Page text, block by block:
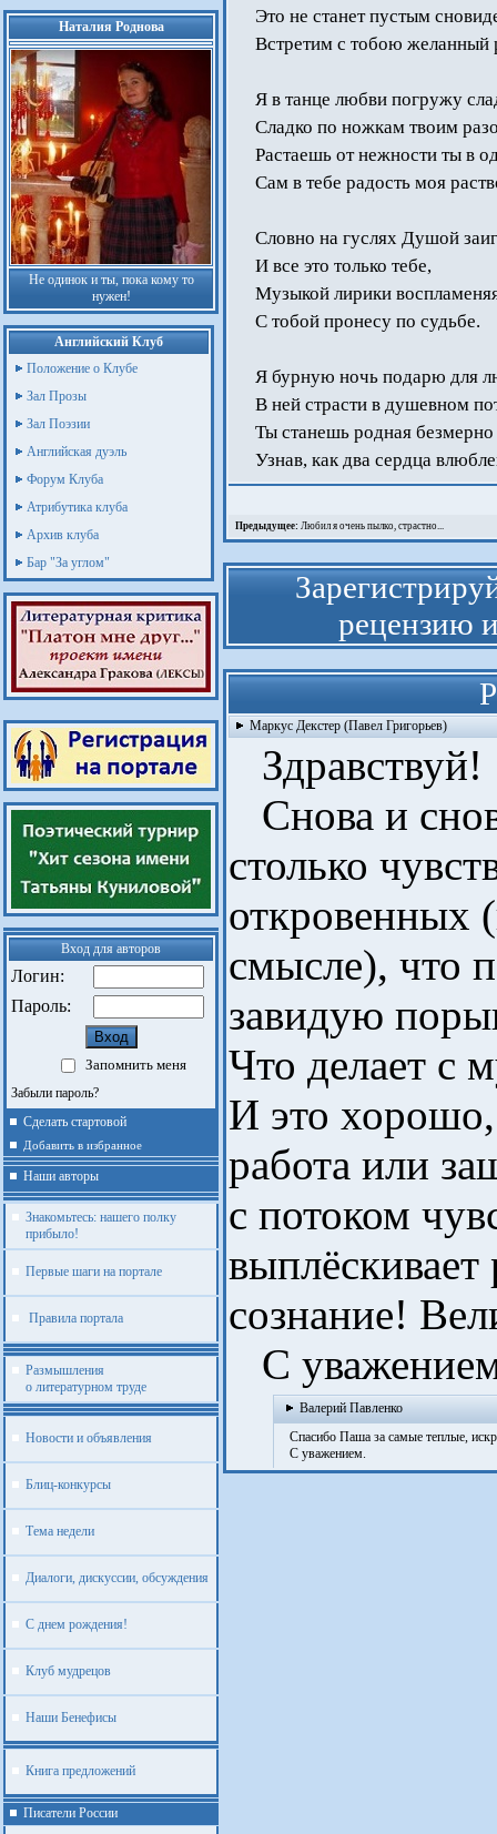
Наталия Роднова
Не одинок и ты, пока кому то
нужен!
Английский Клуб
Положение о Клубе
Зал Прозы
Зал Поэзии
Английская дуэль
Форум Клуба
Атрибутика клуба
Архив клуба
Бар "За углом"
Вход для авторов
Логин:
Пароль:
Запомнить меня
Забыли пароль?
Сделать стартовой
Добавить в избранное
Наши авторы
Знакомьтесь: нашего полку
прибыло!
Первые шаги на портале
Правила портала
Размышления
о литературном труде
Новости и объявления
Блиц-конкурсы
Тема недели
Диалоги, дискуссии, обсуждения
С днем рождения!
Клуб мудрецов
Наши Бенефисы
Книга предложений
Писатели России
Это не станет пустым
Встретим с тобою желанный
Я в танце любви погружу
Сладко по ножкам твоим
Растаешь от нежности ты в
Сам в тебе радость моя
Словно на гуслях Душой
И все это только тебе,
Музыкой лирики
С тобой пронесу по судьбе.
Я бурную ночь подарю для
В ней страсти в душевном
Ты станешь родная безмерно
Узнав, как два сердца
Предыдущее: Любил я очень пылко, страстно...
рецензию
Маркус Декстер (Павел Григорьев)
Здравствуй!
Снова и
столько
откровенных
смысле), что
завидую
Что делает с
И это хорошо,
работа или
с потоком
выплёскивает
сознание!
С
Валерий Павленко
Спасибо Паша за самые теплые,
С уважением.